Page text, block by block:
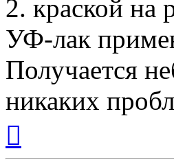
2. краской на
УФ-лак
Получается
никаких
началу